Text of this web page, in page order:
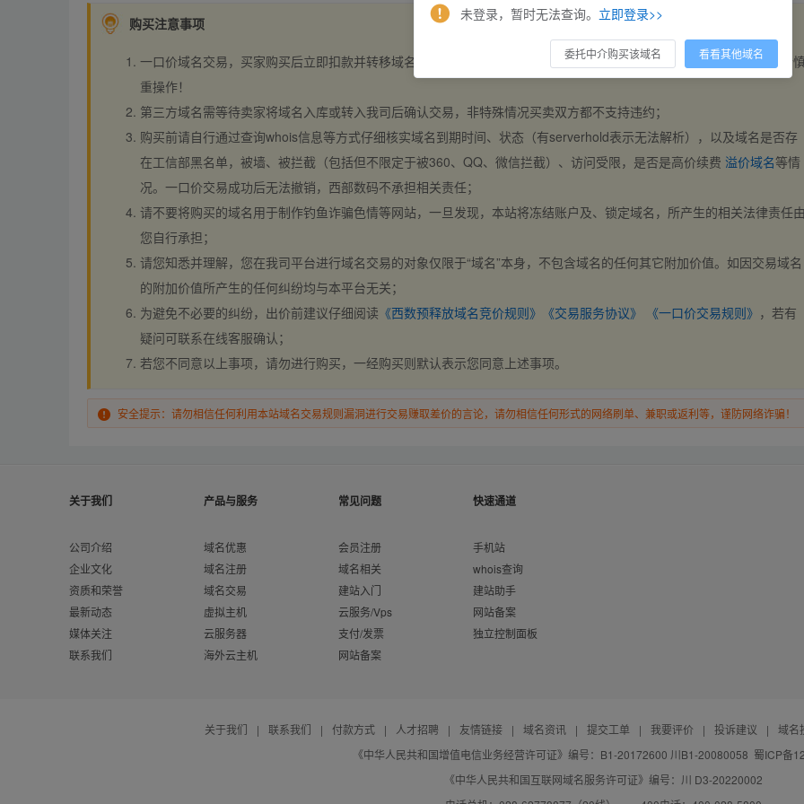
购买注意事项
一口价域名交易，买家购买后立即扣款并转移域名，交易自动完成。买卖双方都不支持违约，一旦出价不支持撤销，请
重操作！
第三方域名需等待卖家将域名入库或转入我司后确认交易，非特殊情况买卖双方都不支持违约；
购买前请自行通过查询whois信息等方式仔细核实域名到期时间、状态（有serverhold表示无法解析），以及域名是否存
在工信部黑名单，被墙、被拦截（包括但不限定于被360、QQ、微信拦截）、访问受限，是否是高价续费 溢价域名等情
况。一口价交易成功后无法撤销，西部数码不承担相关责任；
请不要将购买的域名用于制作钓鱼诈骗色情等网站，一旦发现，本站将冻结账户及、锁定域名，所产生的相关法律责任
您自行承担；
请您知悉并理解，您在我司平台进行域名交易的对象仅限于“域名”本身，不包含域名的任何其它附加价值。如因交易域名
的附加价值所产生的任何纠纷均与本平台无关；
为避免不必要的纠纷，出价前建议仔细阅读 《西数预释放域名竞价规则》 《交易服务协议》 《一口价交易规则》 ，若有
疑问可联系在线客服确认；
若您不同意以上事项，请勿进行购买，一经购买则默认表示您同意上述事项。
安全提示：请勿相信任何利用本站域名交易规则漏洞进行交易赚取差价的言论，请勿相信任何形式的网络刷单、兼职或返利等，谨防网络诈骗！
关于我们
公司介绍
企业文化
资质和荣誉
最新动态
媒体关注
联系我们
产品与服务
域名优惠
域名注册
域名交易
虚拟主机
云服务器
海外云主机
常见问题
会员注册
域名相关
建站入门
云服务/Vps
支付/发票
网站备案
快速通道
手机站
whois查询
建站助手
网站备案
独立控制面板
关于我们 | 联系我们 | 付款方式 | 人才招聘 | 友情链接 | 域名资讯 | 提交工单 | 我要评价 | 投诉建议 |
域名
《中华人民共和国增值电信业务经营许可证》编号：B1-20172600 川B1-20080058 蜀ICP备
《中华人民共和国互联网域名服务许可证》编号：川 D3-20220002
未登录，暂时无法查询。 立即登录>>
委托中介购买该域名 看看其他域名